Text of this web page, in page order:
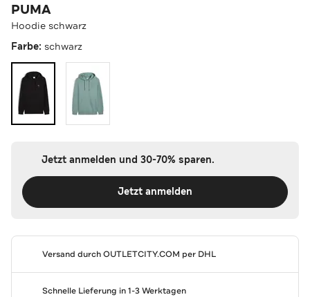
PUMA
Hoodie schwarz
Farbe: schwarz
Jetzt anmelden und 30-70% sparen.
Jetzt anmelden
Versand durchOUTLETCITY.COM per DHL
Schnelle Lieferung in 1-3 Werktagen